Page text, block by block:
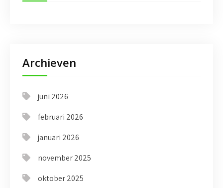
Archieven
juni 2026
februari 2026
januari 2026
november 2025
oktober 2025